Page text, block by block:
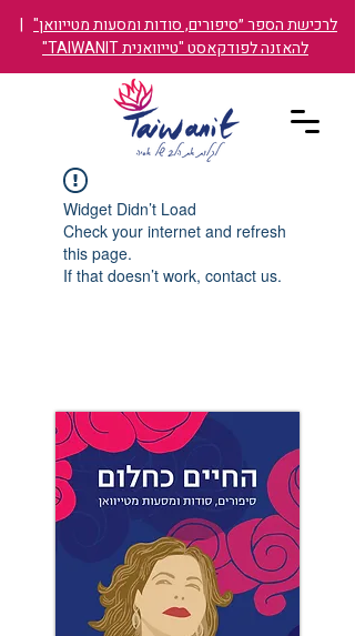
לרכישת הספר ״סיפורים, סודות ומסעות מטייוואן" |
להאזנה לפודקאסט "טייוואנית TAIWANIT"
Widget Didn’t Load
Check your internet and refresh
this page.
If that doesn’t work, contact us.